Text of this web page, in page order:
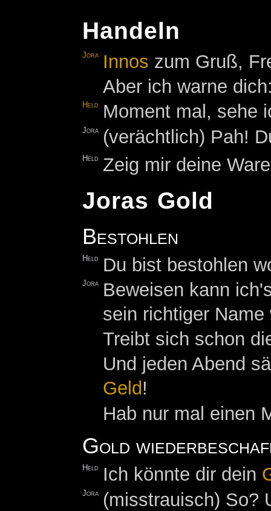
Handeln
Jora Innos zum Gruß,
Aber ich warne
Held Moment mal, sehe
Jora (verächtlich) Pah!
Held Zeig mir deine
Joras Gold
Bestohlen
Held Du bist bestohlen
Jora
Beweisen kann
sein richtiger Name
Treibt sich schon
Und jeden Abend
Geld!
Hab nur mal einen
Gold
Held Ich könnte dir dein
Jora (misstrauisch) So?